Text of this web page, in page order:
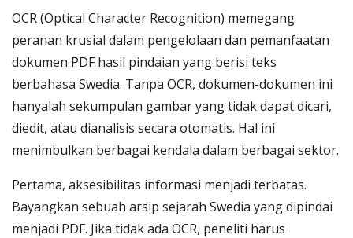
OCR (Optical Character Recognition) memegang
peranan krusial dalam pengelolaan dan pemanfaatan
dokumen PDF hasil pindaian yang berisi teks
berbahasa Swedia. Tanpa OCR, dokumen-dokumen ini
hanyalah sekumpulan gambar yang tidak dapat dicari,
diedit, atau dianalisis secara otomatis. Hal ini
menimbulkan berbagai kendala dalam berbagai sektor.
Pertama, aksesibilitas informasi menjadi terbatas.
Bayangkan sebuah arsip sejarah Swedia yang dipindai
menjadi PDF. Jika tidak ada OCR, peneliti harus